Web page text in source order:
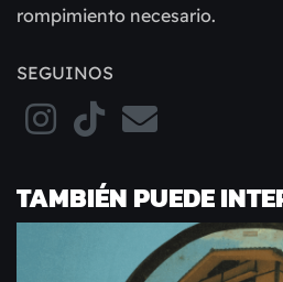
rompimiento necesario.
SEGUINOS
TAMBIÉN PUEDE